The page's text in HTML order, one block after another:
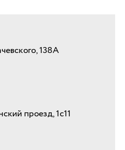
138А
проезд, 1с11